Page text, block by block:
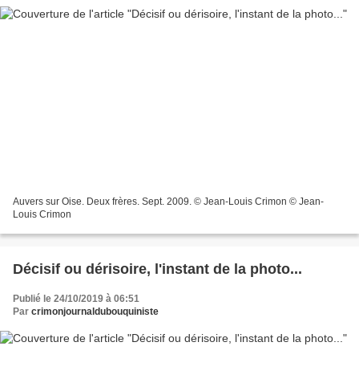
Auvers sur Oise. Deux frères. Sept. 2009. © Jean-Louis Crimon © Jean-
Louis Crimon
Décisif ou dérisoire, l'instant de la photo...
Publié le 24/10/2019 à 06:51
Par crimonjournaldubouquiniste